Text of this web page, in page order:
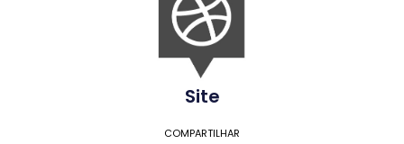
Site
COMPARTILHAR